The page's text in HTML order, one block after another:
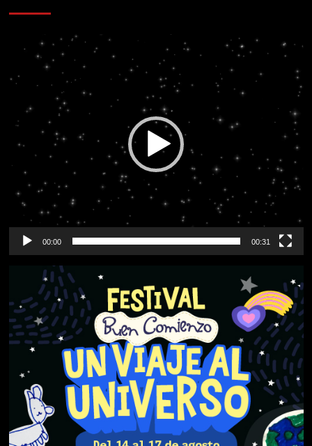
Reproductor
vídeo
00:00 00:31